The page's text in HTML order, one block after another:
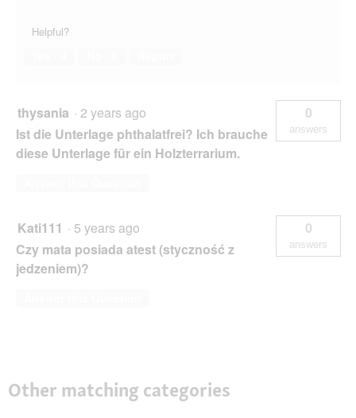
Helpful?
thysania · 2 years ago
Ist die Unterlage phthalatfrei? Ich brauche
diese Unterlage für ein Holzterrarium.
0
answers
Kati111 · 5 years ago
Czy mata posiada atest (styczność z
jedzeniem)?
0
answers
Other matching categories